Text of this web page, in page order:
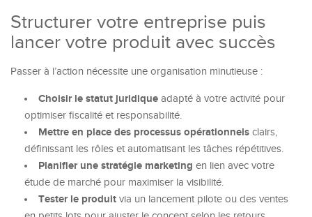
Structurer votre entreprise puis
lancer votre produit avec succès
Passer à l’action nécessite une organisation minutieuse :
Choisir le statut juridique adapté à votre activité pour
optimiser fiscalité et responsabilité.
Mettre en place des processus opérationnels clairs,
définissant les rôles et automatisant les tâches répétitives.
Planifier une stratégie marketing en lien avec votre
étude de marché pour maximiser la visibilité.
Tester le produit via un lancement pilote ou des ventes